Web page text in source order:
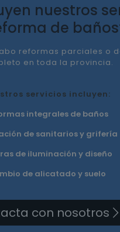
nuestros
de
reformas parciales o
en toda la provincia.
servicios incluyen:
integrales de baños
de sanitarios y grifería
de iluminación y diseño
de alicatado y suelo
con nosotros